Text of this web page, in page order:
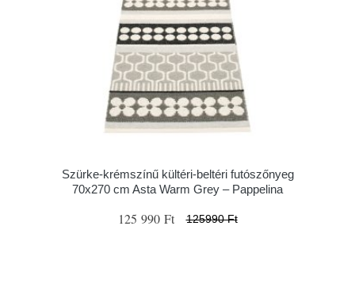
Szürke-krémszínű kültéri-beltéri futószőnyeg
70x270 cm Asta Warm Grey – Pappelina
125 990 Ft 125990 Ft